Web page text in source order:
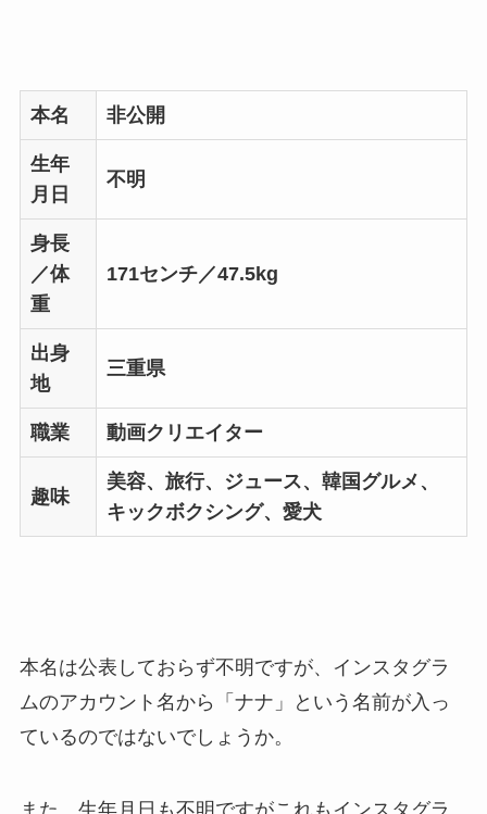
本名 非公開
生年
月日
不明
身長
／体
重
171センチ／47.5kg
出身
地
三重県
職業 動画クリエイター
趣味
美容、旅行、ジュース、韓国グルメ、
キックボクシング、愛犬
本名は公表しておらず不明ですが、インスタグラ
ムのアカウント名から「ナナ」という名前が入っ
ているのではないでしょうか。